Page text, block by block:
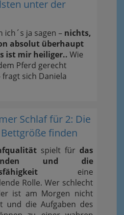
unter der
ich´s ja sagen – nichts,
absolut überhaupt
ist mir heiliger.. Wie
Pferd gerecht
fragt sich Daniela
Schlaf für 2: Die
finden
spielt für das
und die
eine
Rolle. Wer schlecht
ist am Morgen nicht
und die Aufgaben des